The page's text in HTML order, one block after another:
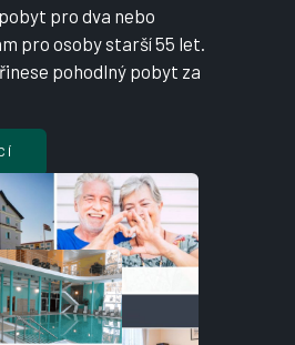
pro dva nebo
pro osoby starší 55 let.
pohodlný pobyt za